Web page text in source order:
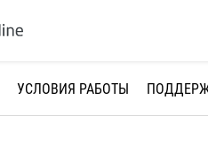
УСЛОВИЯ РАБОТЫ